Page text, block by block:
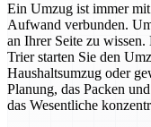
Ein Umzug ist immer
Aufwand verbunden.
an Ihrer Seite zu
Trier starten Sie den
Haushaltsumzug oder
Planung, das Packen
das Wesentliche